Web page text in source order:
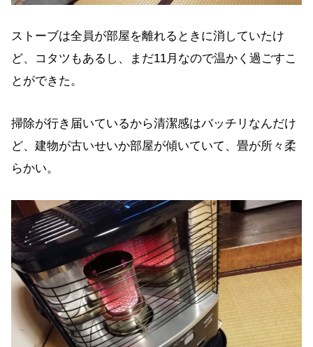
ストーブは全員が部屋を離れるときに消していたけ
ど、コタツもあるし、まだ11月なので温かく過ごすこ
とができた。
掃除が行き届いているから清潔感はバッチリなんだけ
ど、建物が古いせいか部屋が傾いていて、畳が所々柔
らかい。